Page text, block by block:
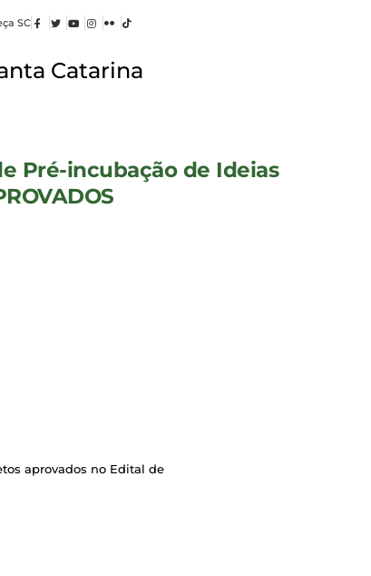
SC
Catarina
Pré-incubação de Ideias
aprovados no Edital de